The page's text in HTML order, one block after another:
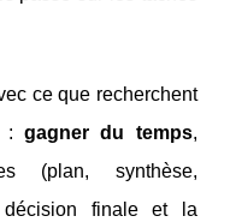
ce que recherchent
:gagner du temps,
(plan, synthèse,
finale et la